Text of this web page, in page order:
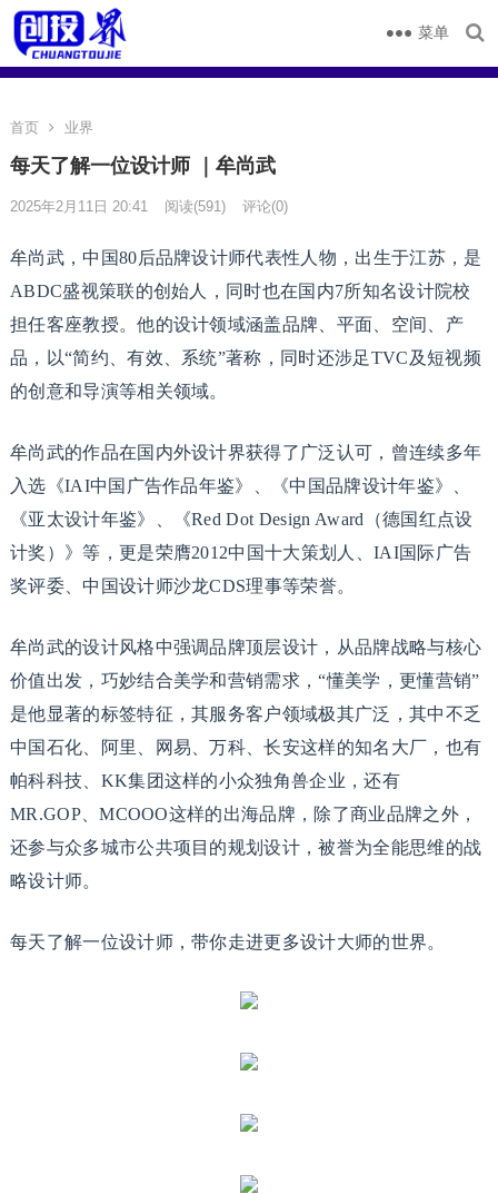
菜单
首页 业界
每天了解一位设计师 ｜牟尚武
2025年2月11日 20:41 阅读(591) 评论(0)
牟尚武，中国80后品牌设计师代表性人物，出生于江苏，是
ABDC盛视策联的创始人，同时也在国内7所知名设计院校
担任客座教授。他的设计领域涵盖品牌、平面、空间、产
品，以“简约、有效、系统”著称，同时还涉足TVC及短视频
的创意和导演等相关领域。
牟尚武的作品在国内外设计界获得了广泛认可，曾连续多年
入选《IAI中国广告作品年鉴》、《中国品牌设计年鉴》、
《亚太设计年鉴》、《Red Dot Design Award（德国红点设
计奖）》‌等，更是荣膺2012中国十大策划人、IAI国际广告
奖评委、中国设计师沙龙CDS理事等荣誉。
牟尚武的设计风格中强调品牌顶层设计，从品牌战略与核心
价值出发，巧妙结合美学和营销需求，“懂美学，更懂营销”
是他显著的标签特征，其服务客户领域极其广泛，其中不乏
中国石化、阿里、网易、万科、长安这样的知名大厂，也有
帕科科技、KK集团这样的小众独角兽企业，还有
MR.GOP、MCOOO这样的出海品牌，除了商业品牌之外，
还参与众多城市公共项目的规划设计，被誉为全能思维的战
略设计师。
每天了解一位设计师，带你走进更多设计大师的世界。